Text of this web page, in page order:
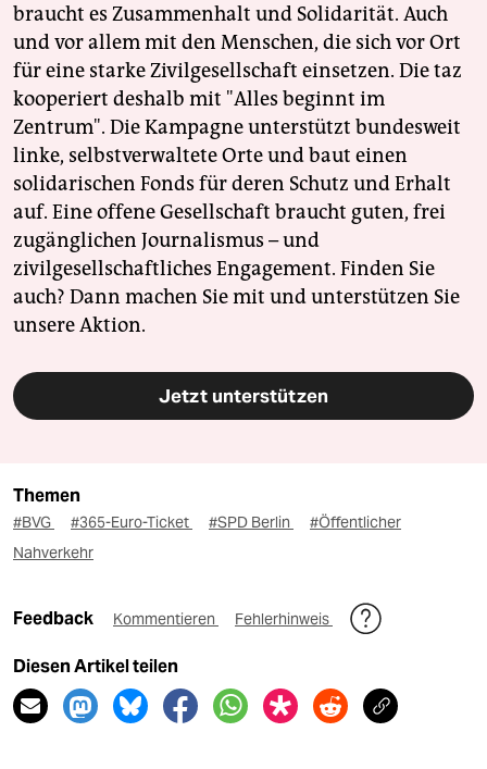
braucht es Zusammenhalt und Solidarität. Auch
und vor allem mit den Menschen, die sich vor Ort
für eine starke Zivilgesellschaft einsetzen. Die taz
kooperiert deshalb mit "Alles beginnt im
Zentrum". Die Kampagne unterstützt bundesweit
linke, selbstverwaltete Orte und baut einen
solidarischen Fonds für deren Schutz und Erhalt
auf. Eine offene Gesellschaft braucht guten, frei
zugänglichen Journalismus – und
zivilgesellschaftliches Engagement. Finden Sie
auch? Dann machen Sie mit und unterstützen Sie
unsere Aktion.
Jetzt unterstützen
Themen
#BVG #365-Euro-Ticket #SPD Berlin
#Öffentlicher
Nahverkehr
Feedback Kommentieren Fehlerhinweis
Diesen Artikel teilen